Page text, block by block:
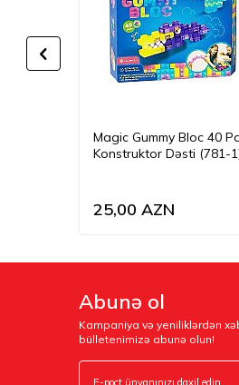
Magic Gummy Bloc 40
Konstruktor Dəsti (781-
25,00 AZN
Abunə ol
Kampaniya və yeniliklərdən
bülletenimizə abunə olun!